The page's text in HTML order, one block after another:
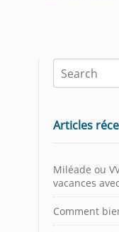
Articles
Miléade ou
vacances
Comment